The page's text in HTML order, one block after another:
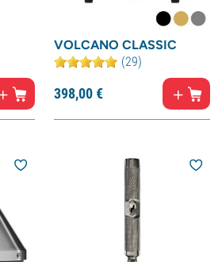
VOLCANO CLASSIC
(29)
398,00€